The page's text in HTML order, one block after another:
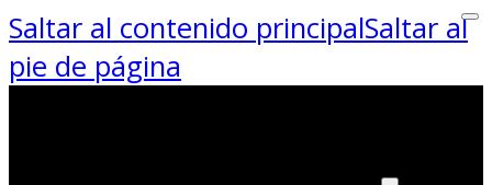
Saltar al contenido principalSaltar al
pie de página